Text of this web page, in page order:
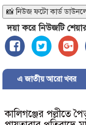
📸 নিউজ ফটো কার্ড
দয়া করে নিউজটি
এ জাতীয় আরো খবর
কালিগঞ্জের পল্লীতে